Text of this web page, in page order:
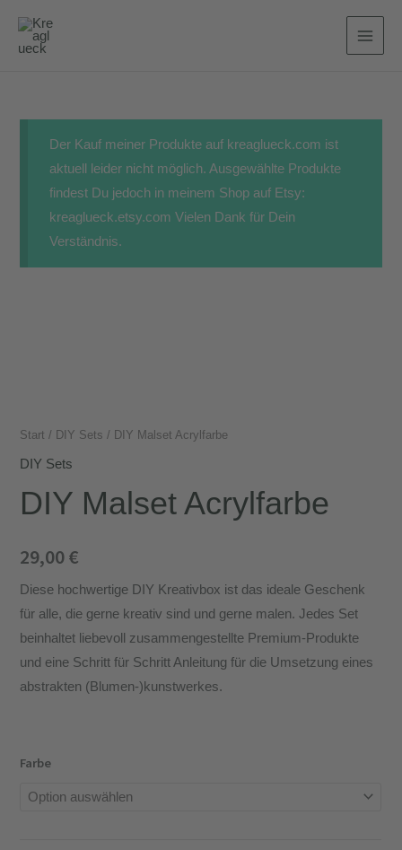
Inhalt
Der Kauf meiner Produkte auf kreaglueck.com ist
aktuell leider nicht möglich. Ausgewählte Produkte
findest Du jedoch in meinem Shop auf Etsy:
kreaglueck.etsy.com Vielen Dank für Dein
Verständnis.
Start / DIY Sets / DIY Malset Acrylfarbe
DIY Sets
DIY Malset Acrylfarbe
29,00€
Diese hochwertige DIY Kreativbox ist das ideale Geschenk
für alle, die gerne kreativ sind und gerne malen. Jedes Set
beinhaltet liebevoll zusammengestellte Premium-Produkte
und eine Schritt für Schritt Anleitung für die Umsetzung eines
abstrakten (Blumen-)kunstwerkes.
Farbe